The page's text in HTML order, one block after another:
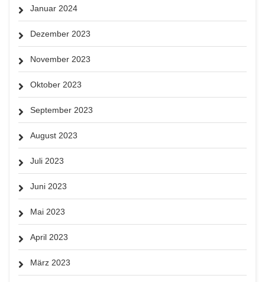
Januar 2024
Dezember 2023
November 2023
Oktober 2023
September 2023
August 2023
Juli 2023
Juni 2023
Mai 2023
April 2023
März 2023